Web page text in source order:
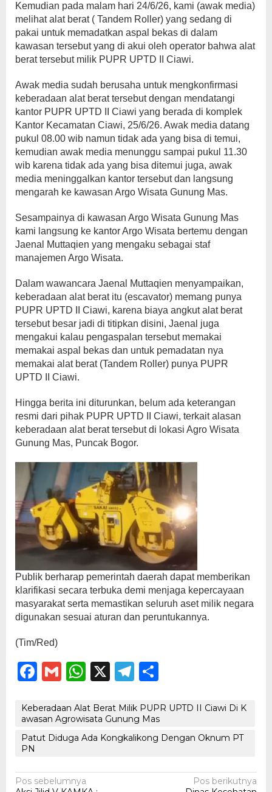
Kemudian pada malam hari 24/6/26, kami (awak media)
melihat alat berat ( Tandem Roller) yang sedang di
pakai untuk memadatkan aspal bekas di dalam
kawasan tersebut yang di akui oleh operator bahwa alat
berat tersebut milik PUPR UPTD II Ciawi.
Awak media sudah berusaha untuk mengkonfirmasi
keberadaan alat berat tersebut dengan mendatangi
kantor PUPR UPTD II Ciawi yang berada di komplek
Kantor Kecamatan Ciawi, 25/6/26. Awak media datang
pukul 08.00 wib namun tidak ada yang bisa di temui,
kemudian awak media menunggu sampai pukul 11.30
wib karena tidak ada yang bisa ditemui juga, awak
media meninggalkan kantor tersebut dan langsung
mengarah ke kawasan Argo Wisata Gunung Mas.
Sesampainya di kawasan Argo Wisata Gunung Mas
kami langsung ke kantor Argo Wisata bertemu dengan
Jaenal Muttaqien yang mengaku sebagai staf
manajemen Argo Wisata.
Dalam wawancara Jaenal Muttaqien menyampaikan,
keberadaan alat berat itu (escavator) memang punya
PUPR UPTD II Ciawi, karena biaya angkut alat berat
tersebut besar jadi di titipkan disini, Jaenal juga
mengakui kalau pengaspalan tersebut memakai
memakai aspal bekas dan untuk pemadatan nya
memakai alat berat (Tandem Roller) punya PUPR
UPTD II Ciawi.
Hingga berita ini diturunkan, belum ada keterangan
resmi dari pihak PUPR UPTD II Ciawi, terkait alasan
keberadaan alat berat tersebut di lokasi Agro Wisata
Gunung Mas, Puncak Bogor.
Publik berharap pemerintah daerah dapat memberikan
klarifikasi secara terbuka demi menjaga kepercayaan
masyarakat serta memastikan seluruh aset milik negara
digunakan sesuai aturan dan peruntukannya.
(Tim/Red)
Facebook
Gmail
WhatsApp
X Telegram
Keberadaan Alat Berat Milik PUPR UPTD II Ciawi Di K
awasan Agrowisata Gunung Mas
Patut Diduga Ada Kongkalikong Dengan Oknum PT
PN
Navigasi
Pos sebelumnya
Pos berikutnya